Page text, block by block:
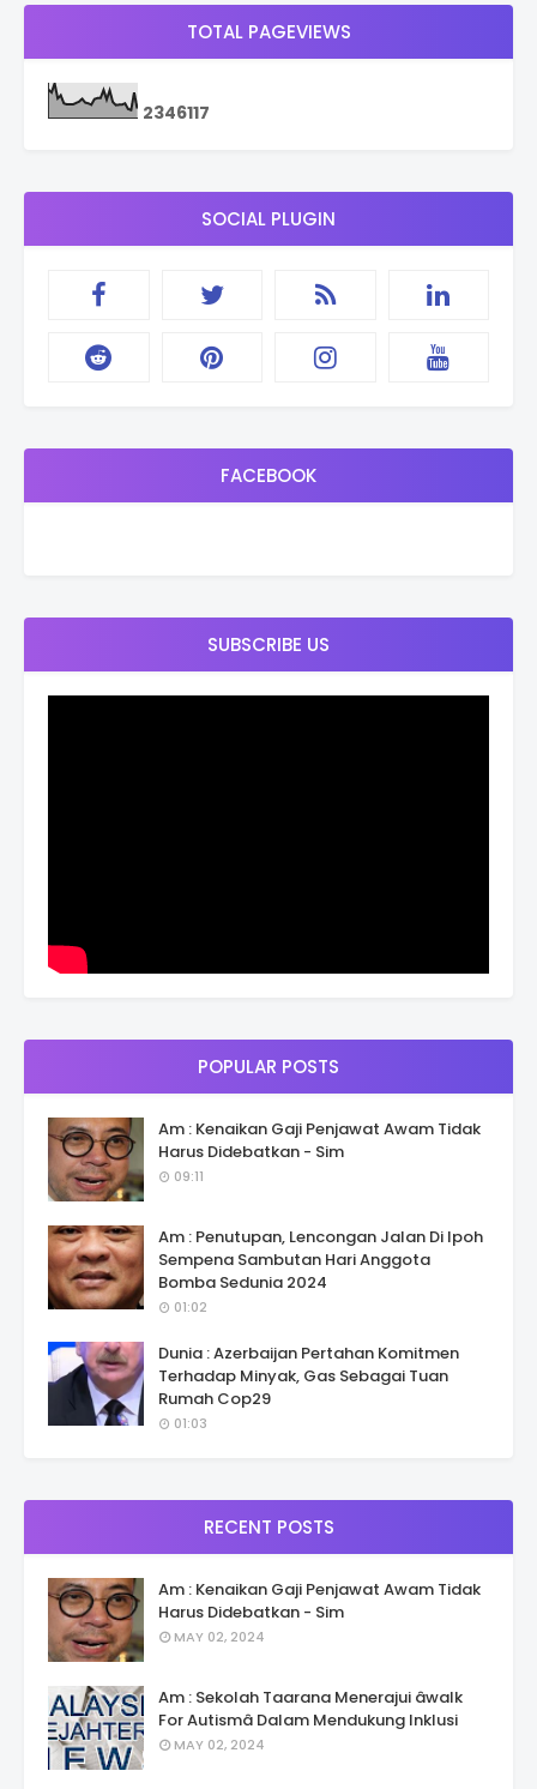
TOTAL PAGEVIEWS
2346117
SOCIAL PLUGIN
FACEBOOK
SUBSCRIBE US
POPULAR POSTS
Am : Kenaikan Gaji Penjawat Awam Tidak
Harus Didebatkan - Sim
09:11
Am : Penutupan, Lencongan Jalan Di Ipoh
Sempena Sambutan Hari Anggota
Bomba Sedunia 2024
01:02
Dunia : Azerbaijan Pertahan Komitmen
Terhadap Minyak, Gas Sebagai Tuan
Rumah Cop29
01:03
RECENT POSTS
Am : Kenaikan Gaji Penjawat Awam Tidak
Harus Didebatkan - Sim
MAY 02, 2024
Am : Sekolah Taarana Menerajui âwalk
For Autismâ Dalam Mendukung Inklusi
MAY 02, 2024